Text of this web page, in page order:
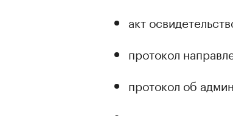
акт
протокол
протокол об